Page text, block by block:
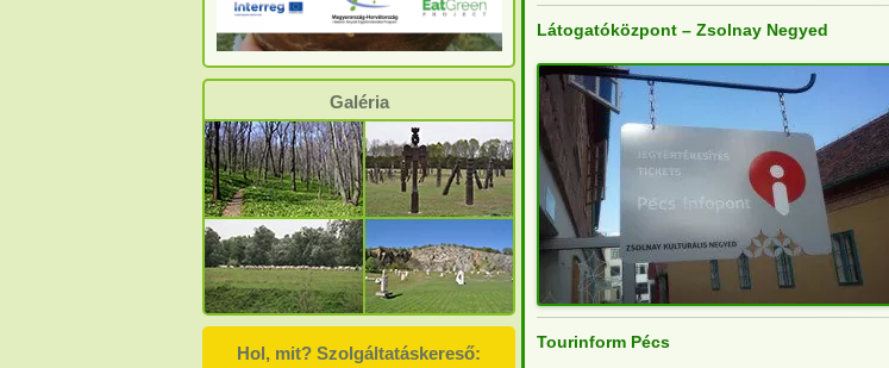
Galéria
Hol, mit? Szolgáltatáskereső:
Látogatóközpont – Zsolnay Negyed
Tourinform Pécs